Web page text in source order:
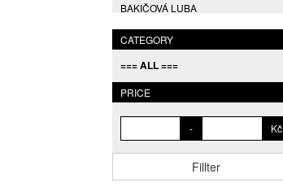
BAKIČOVÁ LUBA
BALCAR JIŘÍ
BALCAR KAREL
BALCAR MARTIN
BALÍČEK PETR
BARTKO MAREK
BARTOŇ DAVID
CATEGORY
=== ALL ===
PRICE
- Kč
Fillter